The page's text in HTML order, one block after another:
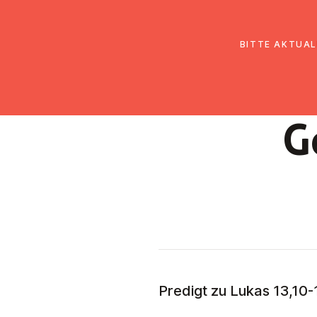
Predigt zu Lukas 13,10-
BITTE